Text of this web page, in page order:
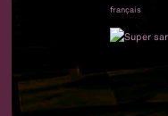
français